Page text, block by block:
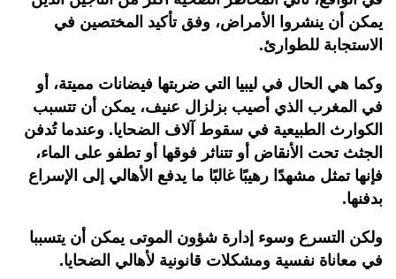
يمكن أن ينشروا الأمراض، وفق تأكيد المختصين في
الاستجابة للطوارئ.
وكما هي الحال في ليبيا التي ضربتها فيضانات مميتة، أو
في المغرب الذي أصيب بزلزال عنيف، يمكن أن تتسبب
الكوارث الطبيعية في سقوط آلاف الضحايا. وعندما تُدفن
الجثث تحت الأنقاض أو تتناثر فوقها أو تطفو على الماء،
فإنها تمثل مشهدًا رهيبًا غالبًا ما يدفع الأهالي إلى الإسراع
بدفنها.
ولكن التسرع وسوء إدارة شؤون الموتى يمكن أن يتسببا
في معاناة نفسية ومشكلات قانونية لأهالي الضحايا.